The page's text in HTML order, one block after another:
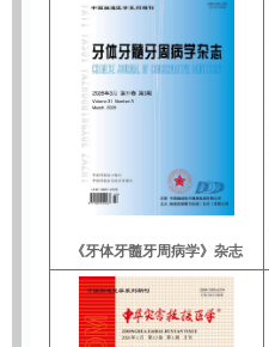
《牙体牙髓牙周病学》杂志